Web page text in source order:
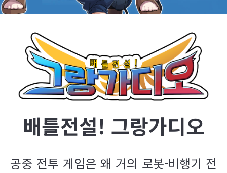
배틀전설! 그랑가디오
공중 전투 게임은 왜 거의 로봇-비행기 전